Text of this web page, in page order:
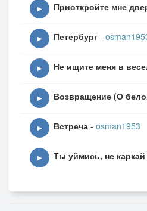
▶ Приоткройте мне
▶ Петербург -
▶ Не ищите меня в
▶ Возвращение (О
▶ Встреча - osman1953
▶ Ты уймись, не